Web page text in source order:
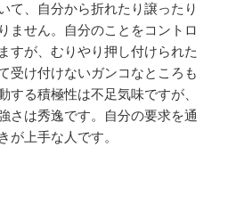
て、自分から折れたり譲ったり
ません。自分のことをコントロ
すが、むりやり押し付けられた
受け付けないガンコなところも
する積極性は不足気味ですが、
さは秀逸です。自分の要求を通
が上手な人です。